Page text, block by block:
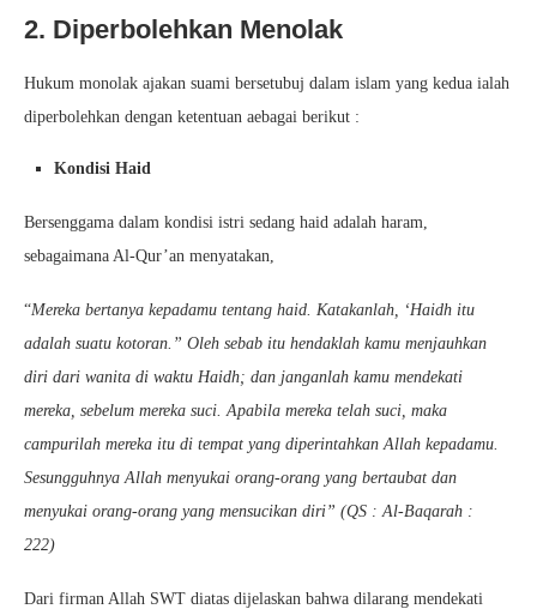
2. Diperbolehkan Menolak
Hukum monolak ajakan suami bersetubuj dalam islam yang kedua ialah
diperbolehkan dengan ketentuan aebagai berikut :
Kondisi Haid
Bersenggama dalam kondisi istri sedang haid adalah haram,
sebagaimana Al-Qur’an menyatakan,
“Mereka bertanya kepadamu tentang haid. Katakanlah, ‘Haidh itu
adalah suatu kotoran.” Oleh sebab itu hendaklah kamu menjauhkan
diri dari wanita di waktu Haidh; dan janganlah kamu mendekati
mereka, sebelum mereka suci. Apabila mereka telah suci, maka
campurilah mereka itu di tempat yang diperintahkan Allah kepadamu.
Sesungguhnya Allah menyukai orang-orang yang bertaubat dan
menyukai orang-orang yang mensucikan diri” (QS : Al-Baqarah :
222)
Dari firman Allah SWT diatas dijelaskan bahwa dilarang mendekati